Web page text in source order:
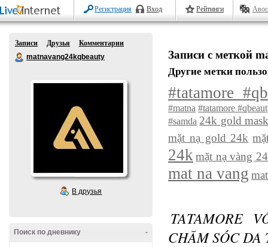
Регистрация Вход Рейтинги
Записи Друзья
Комментарии
matnavang24kqbeauty
В друзья
-
Поиск по дневнику
Записи с меткой
Другие метки
#tatamore
#matna #tatamore
#samda 24k gold
mặt nạ gold 24k
24k mặt nạ vàng
mat na vang
TATAMORE
CHĂM SÓC DA